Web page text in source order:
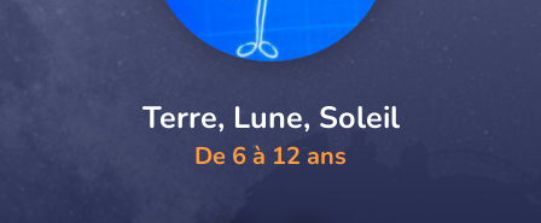
Terre, Lune, Soleil
De 6 à 12 ans